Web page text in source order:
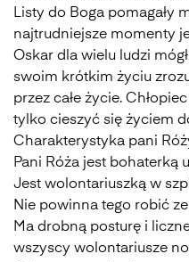
Listy do Boga pomagały
najtrudniejsze momenty
Oskar dla wielu ludzi
swoim krótkim życiu
przez całe życie.
tylko cieszyć się życiem
Charakterystyka pani
Pani Róża jest bohaterką
Jest wolontariuszką w
Nie powinna tego robić
Ma drobną posturę i
wszyscy wolontariusze